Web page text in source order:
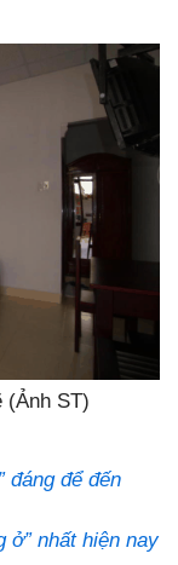
(Ảnh ST)
đáng để đến
ở” nhất hiện nay